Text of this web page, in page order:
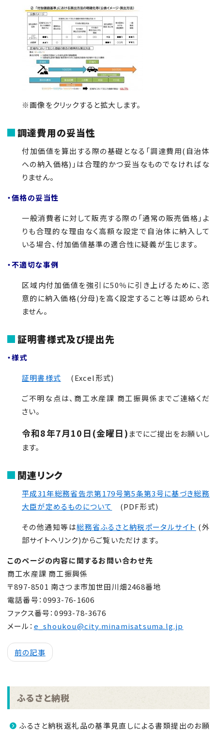
※画像をクリックすると拡大します。
調達費用の妥当性
付加価値を算出する際の基礎となる「調達費用(自治体
への納入価格)」は合理的かつ妥当なものでなければな
りません。
・価格の妥当性
一般消費者に対して販売する際の「通常の販売価格」よ
りも合理的な理由なく高額な設定で自治体に納入して
いる場合、付加価値基準の適合性に疑義が生じます。
・不適切な事例
区域内付加価値を強引に50％に引き上げるために、恣
意的に納入価格(分母)を高く設定すること等は認められ
ません。
証明書様式及び提出先
・様式
証明書様式 (Excel形式)
ご不明な点は、商工水産課 商工振興係までご連絡くだ
さい。
令和8年7月10日(金曜日) までにご提出をお願いし
ます。
関連リンク
平成31年総務省告示第179号第5条第3号に基づき総務
大臣が定めるものについて
(PDF形式)
その他通知等は総務省ふるさと納税ポータルサイト (外
部サイトへリンク)からご覧いただけます。
このページの内容に関するお問い合わせ先
商工水産課 商工振興係
〒897-8501 南さつま市加世田川畑2468番地
電話番号： 0993-76-1606
ファクス番号：0993-78-3676
メール： e_shoukou@city.minamisatsuma.lg.jp
前の記事
ふるさと納税
ふるさと納税返礼品の基準見直しによる書類提出のお願